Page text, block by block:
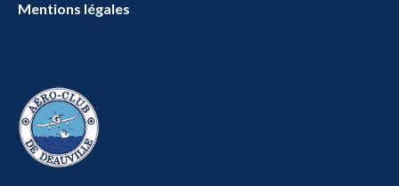
Mentions légales